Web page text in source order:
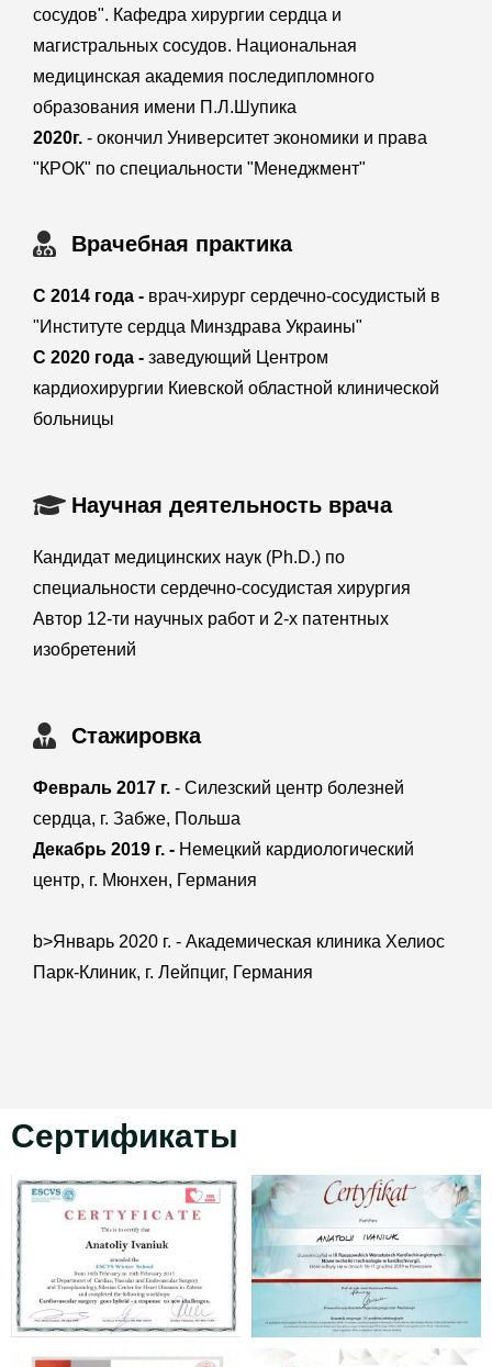
сосудов". Кафедра хирургии сердца и
магистральных сосудов. Национальная
медицинская академия последипломного
образования имени П.Л.Шупика
2020г. - окончил Университет экономики и права
"КРОК" по специальности "Менеджмент"
Врачебная практика
С 2014 года - врач-хирург сердечно-сосудистый в
"Институте сердца Минздрава Украины"
С 2020 года - заведующий Центром
кардиохирургии Киевской областной клинической
больницы
Научная деятельность врача
Кандидат медицинских наук (Ph.D.) по
специальности сердечно-сосудистая хирургия
Автор 12-ти научных работ и 2-х патентных
изобретений
Стажировка
Февраль 2017 г. - Силезский центр болезней
сердца, г. Забже, Польша
Декабрь 2019 г. - Немецкий кардиологический
центр, г. Мюнхен, Германия
b>Январь 2020 г. - Академическая клиника Хелиос
Парк-Клиник, г. Лейпциг, Германия
Сертификаты